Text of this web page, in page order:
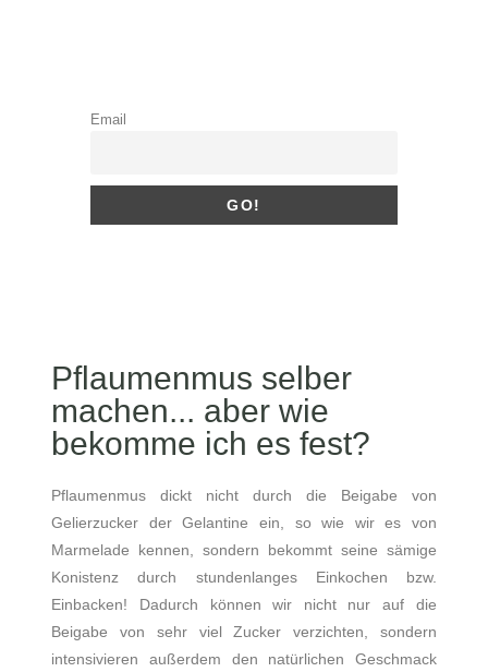
Email
Pflaumenmus selber
machen... aber wie
bekomme ich es fest?
Pflaumenmus dickt nicht durch die Beigabe von
Gelierzucker der Gelantine ein, so wie wir es von
Marmelade kennen, sondern bekommt seine sämige
Konistenz durch stundenlanges Einkochen bzw.
Einbacken! Dadurch können wir nicht nur auf die
Beigabe von sehr viel Zucker verzichten, sondern
intensivieren außerdem den natürlichen Geschmack